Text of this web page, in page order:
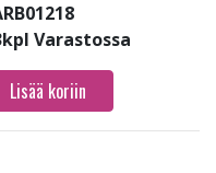
Varastossa
Lisää koriin